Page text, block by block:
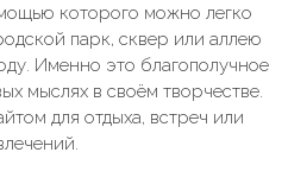
которого можно легко
парк, сквер или аллею
Именно это благополучное
мыслях в своём творчестве.
для отдыха, встреч или